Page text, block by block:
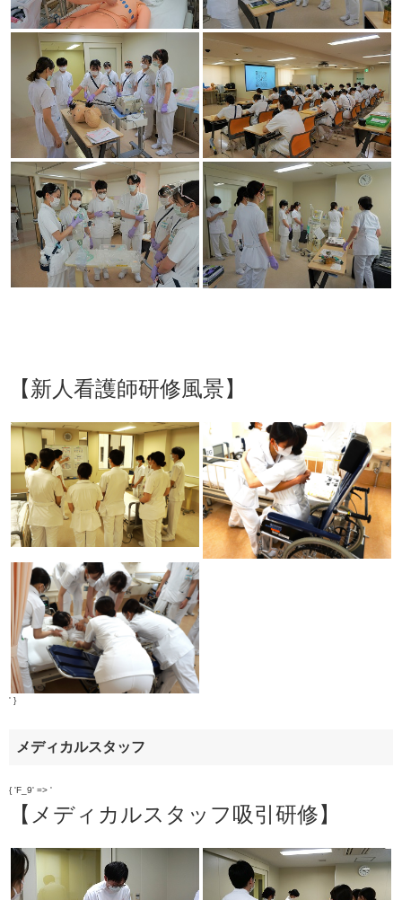
【新人看護師研修風景】
' }
メディカルスタッフ
{ 'F_9' => '
【メディカルスタッフ吸引研修】